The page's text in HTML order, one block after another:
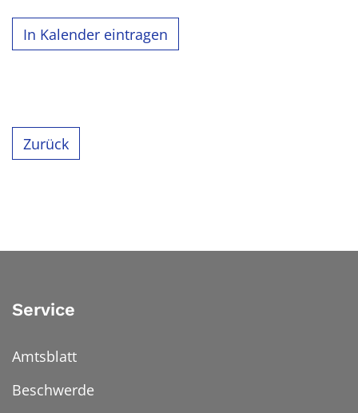
In Kalender eintragen
Zurück
Service
Amtsblatt
Beschwerde